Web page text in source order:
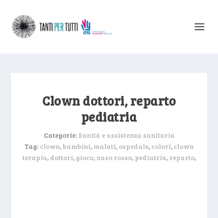
Clown dottori, reparto
pediatria
Categorie: Sanità e assistenza sanitaria
Tag: clown,bambini, malati, ospedale, colori, clown
terapia, dottori, gioco, naso rosso, pediatria, reparto,